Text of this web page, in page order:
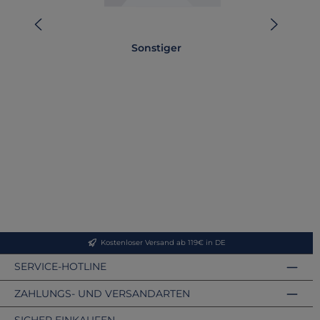
Sonstiger
Kostenloser Versand ab 119€ in DE
SERVICE-HOTLINE
ZAHLUNGS- UND VERSANDARTEN